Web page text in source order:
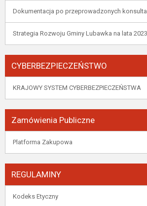
Dokumentacja po przeprowadzonych
Strategia Rozwoju Gminy Lubawka na lata
CYBERBEZPIECZEŃSTWO
KRAJOWY SYSTEM CYBERBEZPIECZEŃSTWA
Zamówienia Publiczne
Platforma Zakupowa
REGULAMINY
Kodeks Etyczny